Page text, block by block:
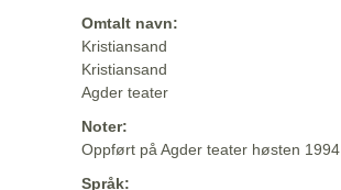
Omtalt navn:
Kristiansand
Kristiansand
Agder teater
Noter:
Oppført på Agder teater høsten 1994
Språk: